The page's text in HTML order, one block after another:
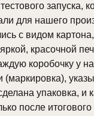
запуска,
для нашего
с видом
красочной
коробочку у
(маркировка),
упаковка, и
после